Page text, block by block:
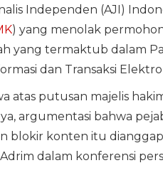
Independen (AJI)
) yang menolak
yang termaktub dalam
dan Transaksi
atas putusan majelis
argumentasi bahwa
blokir konten itu
dalam konferensi